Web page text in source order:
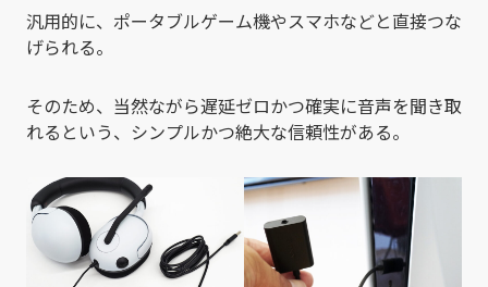
汎用的に、ポータブルゲーム機やスマホなどと直接つな
げられる。
そのため、当然ながら遅延ゼロかつ確実に音声を聞き取
れるという、シンプルかつ絶大な信頼性がある。